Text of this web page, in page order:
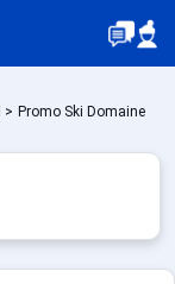
> Promo Ski Domaine